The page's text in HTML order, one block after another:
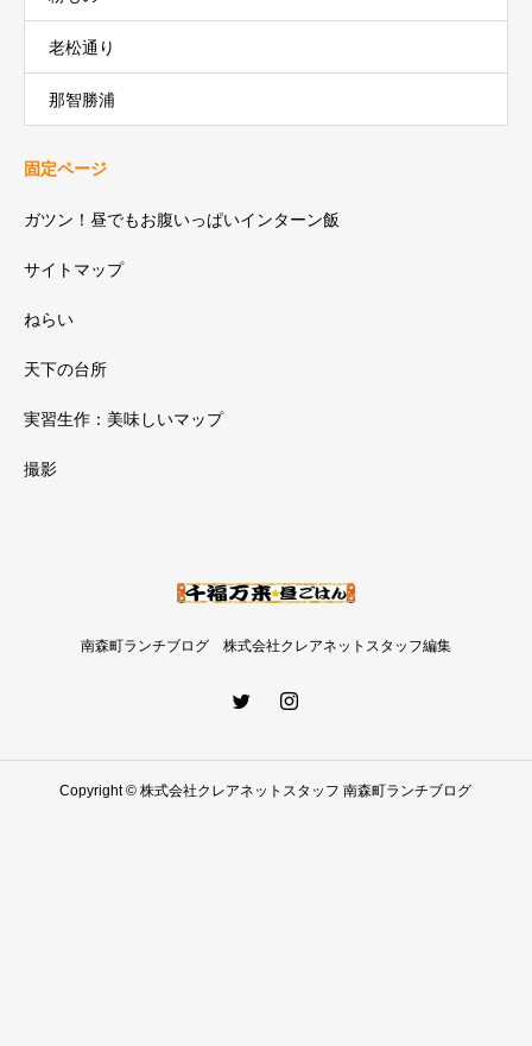
老松通り
那智勝浦
固定ページ
ガツン！昼でもお腹いっぱいインターン飯
サイトマップ
ねらい
天下の台所
実習生作：美味しいマップ
撮影
南森町ランチブログ 株式会社クレアネットスタッフ編集
Copyright © 株式会社クレアネットスタッフ 南森町ランチブログ